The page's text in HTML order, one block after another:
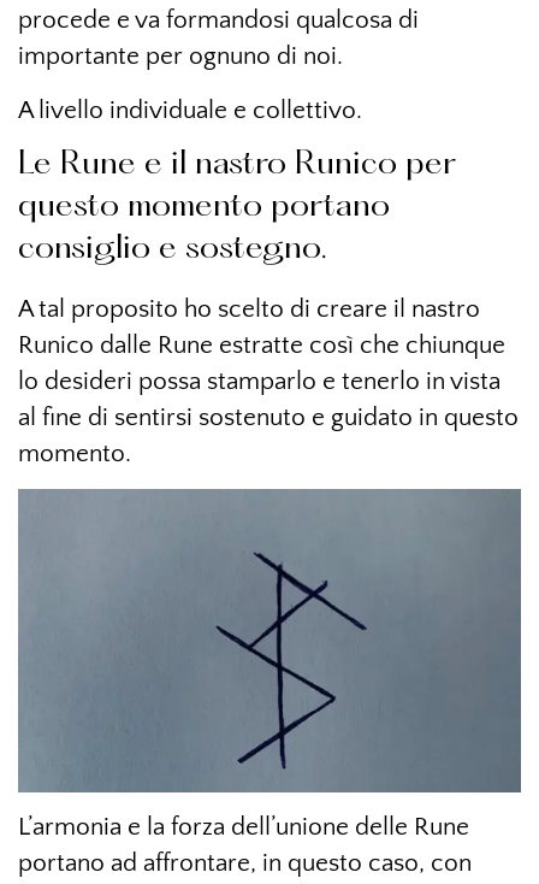
procede e va formandosi qualcosa di
importante per ognuno di noi.
A livello individuale e collettivo.
Le Rune e il nastro Runico per
questo momento portano
consiglio e sostegno.
A tal proposito ho scelto di creare il nastro
Runico dalle Rune estratte così che chiunque
lo desideri possa stamparlo e tenerlo in vista
al fine di sentirsi sostenuto e guidato in questo
momento.
L’armonia e la forza dell’unione delle Rune
portano ad affrontare, in questo caso, con